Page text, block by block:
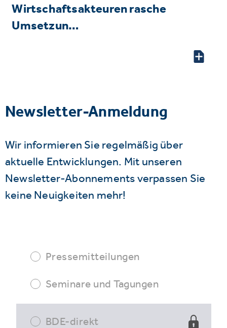
Wirtschaftsakteuren rasche
Umsetzun…
Newsletter-Anmeldung
Wir informieren Sie regelmäßig über
aktuelle Entwicklungen. Mit unseren
Newsletter-Abonnements verpassen Sie
keine Neuigkeiten mehr!
Pressemitteilungen
Seminare und Tagungen
BDE-direkt